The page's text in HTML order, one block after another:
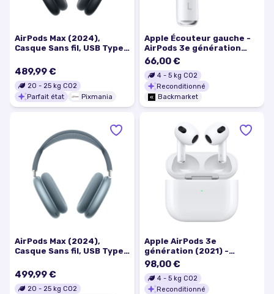
AirPods Max (2024),
Casque Sans fil, USB Type-
Excellent état
489,99 €
20 - 25 kg CO2
Parfait état
Pixmania
Apple Écouteur gauche -
AirPods 3e génération
(2021) - Blanc (A2564)
66,00 €
4 - 5 kg CO2
Reconditionné
Backmarket
AirPods Max (2024),
Casque Sans fil, USB Type-
Excellent état
499,99 €
20 - 25 kg CO2
Apple AirPods 3e
génération (2021) -
Boîtier de charge MagSafe
98,00 €
4 - 5 kg CO2
Reconditionné